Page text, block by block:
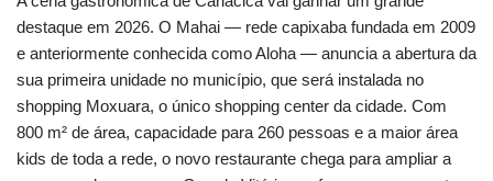
destaque em 2026. O Mahai — rede capixaba fundada em 2009
e anteriormente conhecida como Aloha — anuncia a abertura da
sua primeira unidade no município, que será instalada no
shopping Moxuara, o único shopping center da cidade. Com
800 m² de área, capacidade para 260 pessoas e a maior área
kids de toda a rede, o novo restaurante chega para ampliar a